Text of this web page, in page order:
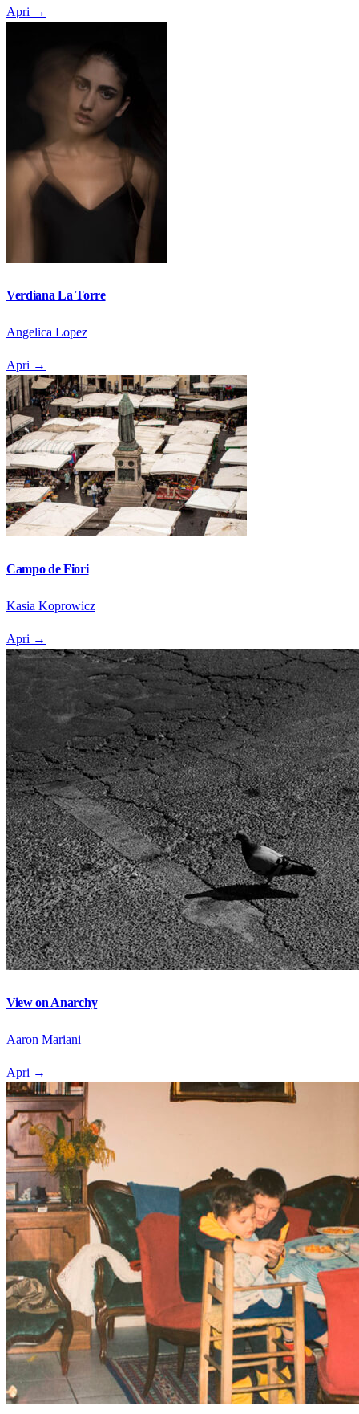
Apri →
Verdiana La Torre
Angelica Lopez
Apri →
Campo de Fiori
Kasia Koprowicz
Apri →
View on Anarchy
Aaron Mariani
Apri →